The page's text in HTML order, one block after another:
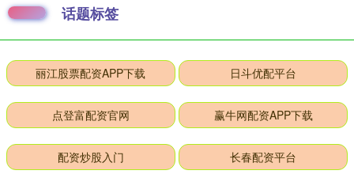
话题标签
丽江股票配资APP下载 日斗优配平台
点登富配资官网 赢牛网配资APP下载
配资炒股入门 长春配资平台